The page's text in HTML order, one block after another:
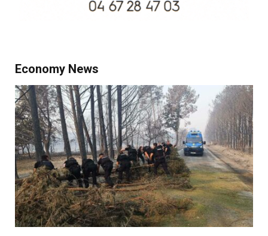
Economy News